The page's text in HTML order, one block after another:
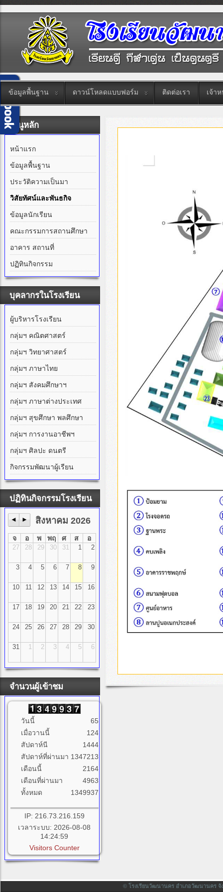
ข้อมูลพื้นฐาน ดาวน์โหลดแบบฟอร์ม ติดต่อเรา เจ้า
เมนูหลัก
หน้าแรก
ข้อมูลพื้นฐาน
ประวัติความเป็นมา
วิสัยทัศน์และพันธกิจ
ข้อมูลนักเรียน
คณะกรรมการสถานศึกษา
อาคาร สถานที่
ปฏิทินกิจกรรม
บุคลากรในโรงเรียน
ผู้บริหารโรงเรียน
กลุ่มฯ คณิตศาสตร์
กลุ่มฯ วิทยาศาสตร์
กลุ่มฯ ภาษาไทย
กลุ่มฯ สังคมศึกษาฯ
กลุ่มฯ ภาษาต่างประเทศ
กลุ่มฯ สุขศึกษา พลศึกษา
กลุ่มฯ การงานอาชีพฯ
กลุ่มฯ ศิลปะ ดนตรี
กิจกรรมพัฒนาผู้เรียน
ปฏิทินกิจกรรมโรงเรียน
◄ ► สิงหาคม 2026
จ อ พ พฤ ศ ส อ
27 28 29 30 31 1 2
3 4 5 6 7 8 9
10 11 12 13 14 15 16
17 18 19 20 21 22 23
24 25 26 27 28 29 30
31 1 2 3 4 5 6
จำนวนผู้เข้าชม
วันนี้
เมื่อวานนี้
สัปดาห์นี
สัปดาห์ที่ผ่านมา
เดือนนี้
เดือนที่ผ่านมา
ทั้งหมด
65
124
1444
1347213
2164
4963
1349937
IP: 216.73.216.159
เวลาระบบ: 2026-08-08
14:24:59
Visitors Counter
© โรงเรียนวัฒนานคร อำเภอวัฒนานคร จั